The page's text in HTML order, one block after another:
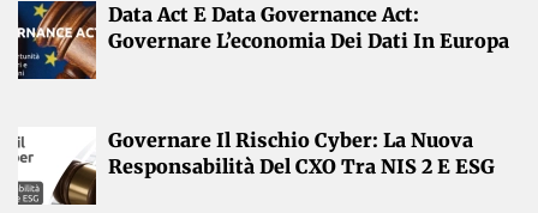
Data Act E Data Governance Act:
Governare L’economia Dei Dati In Europa
Governare Il Rischio Cyber: La Nuova
Responsabilità Del CXO Tra NIS 2 E ESG